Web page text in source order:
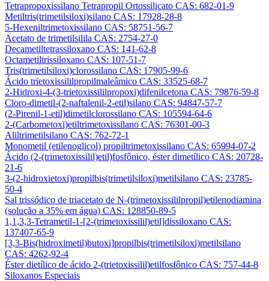
Tetrapropoxissilano Tetrapropil Ortossilicato CAS: 682-01-9
Metiltris(trimetilsiloxi)silano CAS: 17928-28-8
5-Hexeniltrimetoxissilano CAS: 58751-56-7
Acetato de trimetilsilila CAS: 2754-27-0
Decametiltetrassiloxano CAS: 141-62-8
Octametiltrissiloxano CAS: 107-51-7
Tris(trimetilsiloxi)clorossilano CAS: 17905-99-6
Ácido trietoxissililpropilmaleâmico CAS: 33525-68-7
2-Hidroxi-4-(3-trietoxissililpropoxi)difenilcetona CAS: 79876-59-8
Cloro-dimetil-(2-naftalenil-2-etil)silano CAS: 94847-57-7
(2-Pirenil-1-etil)dimetilclorossilano CAS: 105594-64-6
2-(Carbometoxi)etiltrimetoxissilano CAS: 76301-00-3
Aliltrimetilsilano CAS: 762-72-1
Monometil (etilenoglicol) propiltrimetoxissilano CAS: 65994-07-2
Ácido (2-(trimetoxissilil)etil)fosfônico, éster dimetílico CAS: 20728-
21-6
3-(2-hidroxietoxi)propilbis(trimetilsiloxi)metilsilano CAS: 23785-
50-4
Sal trissódico de triacetato de N-(trimetoxissililpropil)etilenodiamina
(solução a 35% em água) CAS: 128850-89-5
1,1,3,3-Tetrametil-1-[2-(trimetoxissilil)etil]dissiloxano CAS:
137407-65-9
[3,3-Bis(hidroximetil)butoxi]propilbis(trimetilsiloxi)metilsilano
CAS: 4262-92-4
Éster dietílico de ácido 2-(trietoxissilil)etilfosfônico CAS: 757-44-8
Siloxanos Especiais